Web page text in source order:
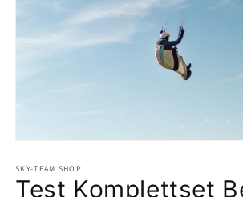
in
Modal
öffnen
SKY-TEAM SHOP
Test Komplettset